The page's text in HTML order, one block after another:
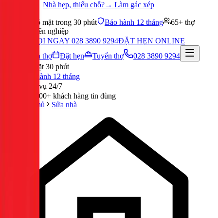
Nhà hẹp, thiếu chỗ?→ Làm gác xép
Có mặt trong 30 phút Bảo hành 12 tháng
65+ thợ
chuyên nghiệp
GỌI NGAY 028 3890 9294ĐẶT HẸN ONLINE
Tuyển thợ
Đặt hẹn Tuyển thợ
028 3890 9294
Có mặt 30 phút
Bảo hành 12 tháng
Phục vụ 24/7
300,000+ khách hàng tin dùng
Trang chủ
Sửa nhà